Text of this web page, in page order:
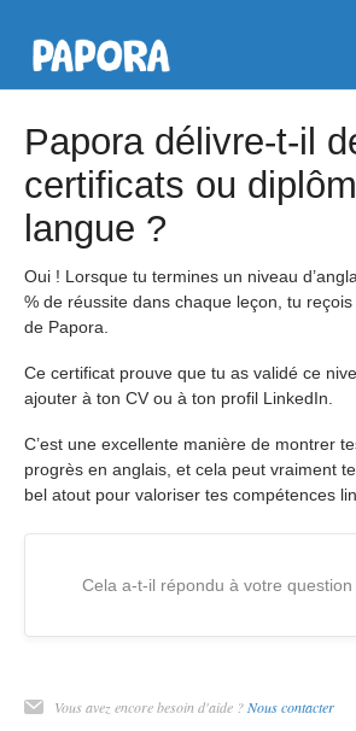
Papora délivre-t-il
certificats ou
langue ?
Oui ! Lorsque tu termines un niveau
% de réussite dans chaque leçon, tu
de Papora.
Ce certificat prouve que tu as validé ce
ajouter à ton CV ou à ton profil LinkedIn.
C’est une excellente manière de montrer
progrès en anglais, et cela peut vraiment
bel atout pour valoriser tes compétences
Cela a-t-il répondu à votre question
Vous avez encore besoin d'aide ?Nous contacter